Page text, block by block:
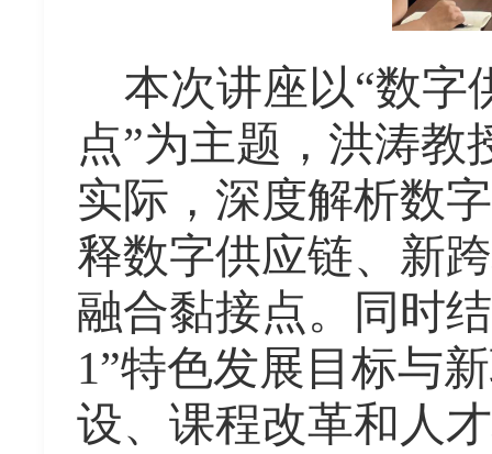
本次讲座以“数字
点”为主题，洪涛
实际，深度解析数
释数字供应链、新
融合黏接点。同时
1”特色发展目标与
设、课程改革和人